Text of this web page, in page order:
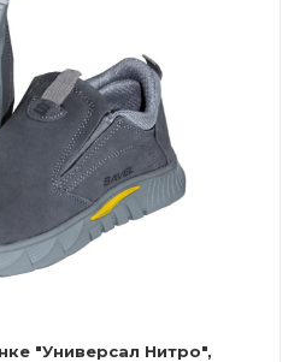
"Универсал Нитро",